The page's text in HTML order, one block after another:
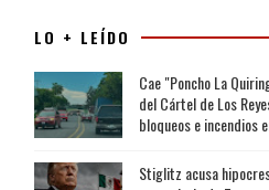
LO + LEÍDO
Cae "Poncho La
del Cártel de Los
bloqueos e incendios
Stiglitz acusa